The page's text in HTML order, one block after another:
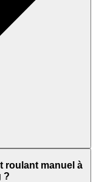
roulant manuel à
?